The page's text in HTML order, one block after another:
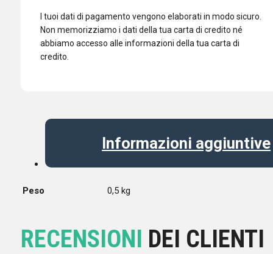
I tuoi dati di pagamento vengono elaborati in modo sicuro.
Non memorizziamo i dati della tua carta di credito né
abbiamo accesso alle informazioni della tua carta di
credito.
Informazioni aggiuntive
Peso 0,5 kg
RECENSIONI DEI CLIENTI